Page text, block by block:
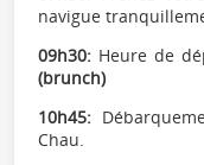
navigue
09h30: Heure de
(brunch)
10h45:
Chau.